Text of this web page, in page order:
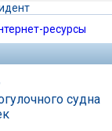
ресурсы
судна